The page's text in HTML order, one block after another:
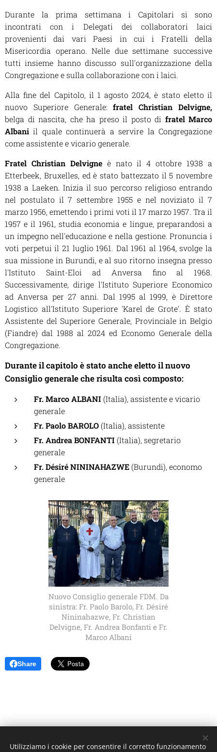
Durante la prima settimana i Capitolari si sono
incontrati con i Delegati dei collaboratori laici
provenienti dai vari Paesi in cui i Fratelli della
Misericordia operano. Nelle due settimane successive
tutti insieme hanno discusso sull'organizzazione della
Congregazione e sulla collaborazione con i laici.
Alla fine del Capitolo, il 1 agosto 2024, è stato eletto il
nuovo Superiore Generale:fratel Christian Delvigne,
belga di nascita, che ha preso il posto di fratel Marco
Albaniil quale continuerà a servire la Congregazione
come assistente e vicario generale.
Fratel Christian Delvigneè nato il 4 ottobre 1938 a
Etterbeek, Bruxelles, ed è stato battezzato il 5 novembre
1938 a Laeken. Inizia il suo percorso religioso entrando
nel postulato il 7 settembre 1955 e nel noviziato il 7
marzo 1956, emettendo i primi voti il 17 marzo 1957. Tra il
1957 e il 1961, studia economia e lingue, preparandosi a
un impegno nell'educazione e nella gestione. Pronuncia i
voti perpetui il 21 luglio 1961. Dal 1961 al 1964, svolge la
sua missione in Burundi, e al suo ritorno insegna presso
l'Istituto Saint-Eloi ad Anversa fino al 1968.
Successivamente, dirige l'Istituto Superiore Economico
ad Anversa per 27 anni. Dal 1995 al 1999, è Direttore
Logistico all'Istituto Superiore 'Karel de Grote'. È stato
Assistente del Superiore Generale, Provinciale in Belgio
(Fiandre) dal 1988 al 2024 ed Economo Generale della
Congregazione.
Durante il capitolo è stato anche eletto il nuovo
Consiglio generale che risulta così composto:
Fr. Marco ALBANI (Italia), assistente e vicario
generale
Fr. Paolo BAROLO(Italia), assistente
Fr. Andrea BONFANTI (Italia), segretario
generale
Fr. Désiré NININAHAZWE(Burundi), economo
generale
Nuovo Consiglio generale FDM. Da
sinistra: Fr. Paolo Barolo, Fr. Désiré
Nininahazwe, Fr. Christian
Delvigne, Fr. Andrea Bonfanti e Fr.
Marco Albani
Share
Utilizziamo i cookie per consentire il corretto funzionamento